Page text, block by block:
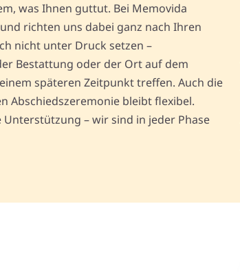
was Ihnen guttut. Bei Memovida
richten uns dabei ganz nach Ihren
nicht unter Druck setzen –
Bestattung oder der Ort auf dem
späteren Zeitpunkt treffen. Auch die
Abschiedszeremonie bleibt flexibel.
Unterstützung – wir sind in jeder Phase